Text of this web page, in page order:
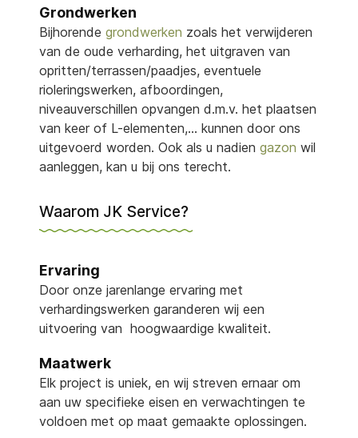
Grondwerken
Bijhorende grondwerken zoals het verwijderen
van de oude verharding, het uitgraven van
opritten/terrassen/paadjes, eventuele
rioleringswerken, afboordingen,
niveauverschillen opvangen d.m.v. het plaatsen
van keer of L-elementen,… kunnen door ons
uitgevoerd worden. Ook als u nadien gazon wil
aanleggen, kan u bij ons terecht.
Waarom JK Service?
Ervaring
Door onze jarenlange ervaring met
verhardingswerken garanderen wij een
uitvoering van hoogwaardige kwaliteit.
Maatwerk
Elk project is uniek, en wij streven ernaar om
aan uw specifieke eisen en verwachtingen te
voldoen met op maat gemaakte oplossingen.